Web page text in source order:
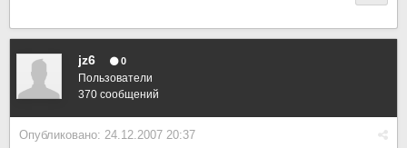
jz6 0
Пользователи
370 сообщений
Опубликовано: 24.12.2007 20:37